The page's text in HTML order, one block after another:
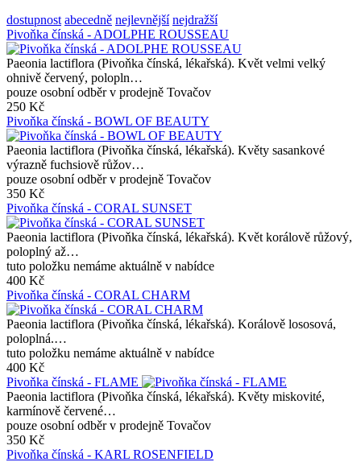
dostupnost abecedně nejlevnější nejdražší
Pivoňka čínská - ADOLPHE ROUSSEAU
Paeonia lactiflora (Pivoňka čínská, lékařská). Květ velmi velký
ohnivě červený, polopln…
pouze osobní odběr v prodejně Tovačov
250 Kč
Pivoňka čínská - BOWL OF BEAUTY
Paeonia lactiflora (Pivoňka čínská, lékařská). Květy sasankové
výrazně fuchsiově růžov…
pouze osobní odběr v prodejně Tovačov
350 Kč
Pivoňka čínská - CORAL SUNSET
Paeonia lactiflora (Pivoňka čínská, lékařská). Květ korálově růžový,
poloplný až…
tuto položku nemáme aktuálně v nabídce
400 Kč
Pivoňka čínská - CORAL CHARM
Paeonia lactiflora (Pivoňka čínská, lékařská). Korálově lososová,
poloplná.…
tuto položku nemáme aktuálně v nabídce
400 Kč
Pivoňka čínská - FLAME
Paeonia lactiflora (Pivoňka čínská, lékařská). Květy miskovité,
karmínově červené…
pouze osobní odběr v prodejně Tovačov
350 Kč
Pivoňka čínská - KARL ROSENFIELD